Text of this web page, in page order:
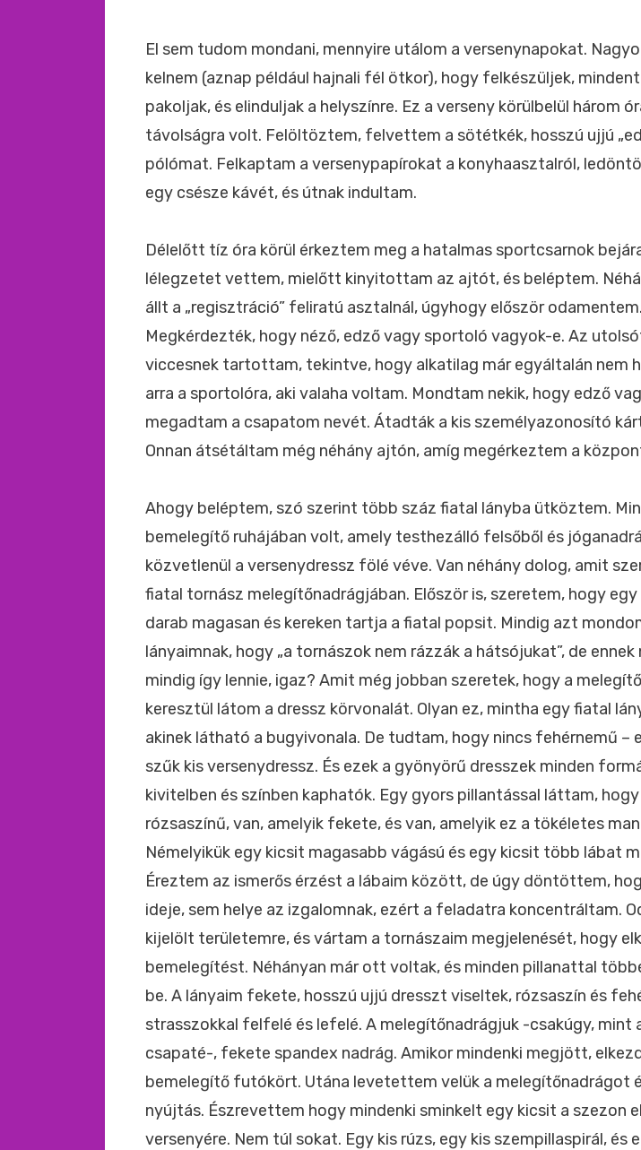
El sem tudom mondani, mennyire utálom a versenynapokat.
kelnem (aznap például hajnali fél ötkor), hogy felkészüljek,
pakoljak, és elinduljak a helyszínre. Ez a verseny körülbelül három
távolságra volt. Felöltöztem, felvettem a sötétkék, hosszú ujjú
pólómat. Felkaptam a versenypapírokat a konyhaasztalról,
egy csésze kávét, és útnak indultam.
Délelőtt tíz óra körül érkeztem meg a hatalmas sportcsarnok
lélegzetet vettem, mielőtt kinyitottam az ajtót, és beléptem.
állt a „regisztráció” feliratú asztalnál, úgyhogy először odamentem.
Megkérdezték, hogy néző, edző vagy sportoló vagyok-e. Az
viccesnek tartottam, tekintve, hogy alkatilag már egyáltalán nem
arra a sportolóra, aki valaha voltam. Mondtam nekik, hogy edző
megadtam a csapatom nevét. Átadták a kis személyazonosító
Onnan átsétáltam még néhány ajtón, amíg megérkeztem a
Ahogy beléptem, szó szerint több száz fiatal lányba ütköztem.
bemelegítő ruhájában volt, amely testhezálló felsőből és
közvetlenül a versenydressz fölé véve. Van néhány dolog, amit
fiatal tornász melegítőnadrágjában. Először is, szeretem, hogy egy
darab magasan és kereken tartja a fiatal popsit. Mindig azt
lányaimnak, hogy „a tornászok nem rázzák a hátsójukat”, de ennek
mindig így lennie, igaz? Amit még jobban szeretek, hogy a
keresztül látom a dressz körvonalát. Olyan ez, mintha egy fiatal
akinek látható a bugyivonala. De tudtam, hogy nincs fehérnemű –
szűk kis versenydressz. És ezek a gyönyörű dresszek minden
kivitelben és színben kaphatók. Egy gyors pillantással láttam,
rózsaszínű, van, amelyik fekete, és van, amelyik ez a tökéletes
Némelyikük egy kicsit magasabb vágású és egy kicsit több lábat
Éreztem az ismerős érzést a lábaim között, de úgy döntöttem,
ideje, sem helye az izgalomnak, ezért a feladatra koncentráltam.
kijelölt területemre, és vártam a tornászaim megjelenését, hogy
bemelegítést. Néhányan már ott voltak, és minden pillanattal
be. A lányaim fekete, hosszú ujjú dresszt viseltek, rózsaszín és
strasszokkal felfelé és lefelé. A melegítőnadrágjuk -csakúgy, mint
csapaté-, fekete spandex nadrág. Amikor mindenki megjött,
bemelegítő futókört. Utána levetettem velük a melegítőnadrágot
nyújtás. Észrevettem hogy mindenki sminkelt egy kicsit a szezon
versenyére. Nem túl sokat. Egy kis rúzs, egy kis szempillaspirál, és